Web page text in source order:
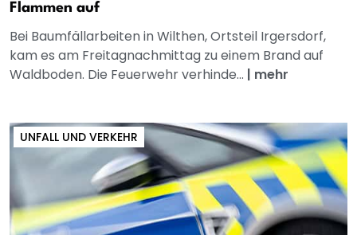
Flammen auf
Bei Baumfällarbeiten in Wilthen, Ortsteil Irgersdorf,
kam es am Freitagnachmittag zu einem Brand auf
Waldboden. Die Feuerwehr verhinde... | mehr
UNFALL UND VERKEHR